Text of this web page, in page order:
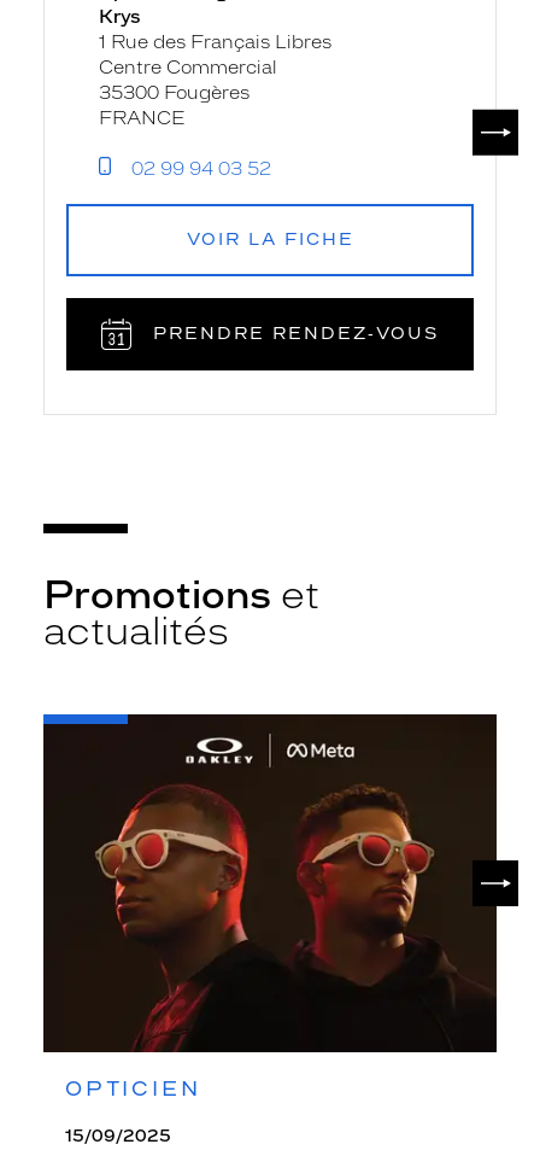
Carrefour
Krys
1 Rue des Français Libres
Centre Commercial
35300 Fougères
FRANCE
02 99 94 03 52
VOIR LA FICHE
PRENDRE RENDEZ‑VOUS
Promotions et
actualités
OPTICIEN
15/09/2025
-